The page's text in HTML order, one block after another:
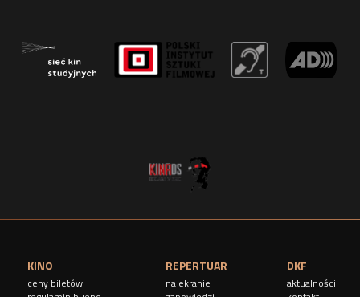
KINO
ceny biletów
REPERTUAR
na ekranie
DKF
aktualności